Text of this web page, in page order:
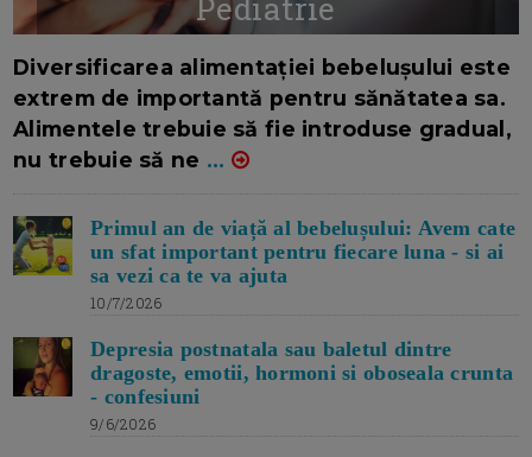
Pediatrie
Diversificarea alimentației bebelușului este
extrem de importantă pentru sănătatea sa.
Alimentele trebuie să fie introduse gradual,
nu trebuie să ne ...
Primul an de viață al bebelușului: Avem cate
un sfat important pentru fiecare luna - si ai
sa vezi ca te va ajuta
10/7/2026
Depresia postnatala sau baletul dintre
dragoste, emotii, hormoni si oboseala crunta
- confesiuni
9/6/2026